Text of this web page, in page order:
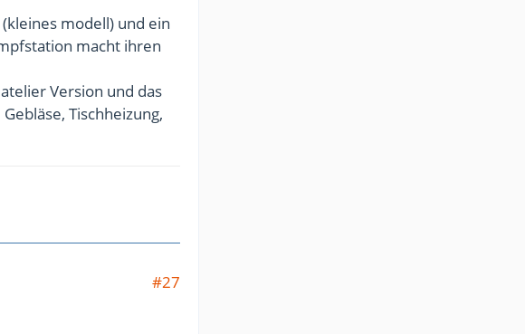
modell) und ein
macht ihren
Version und das
Tischheizung,
#27